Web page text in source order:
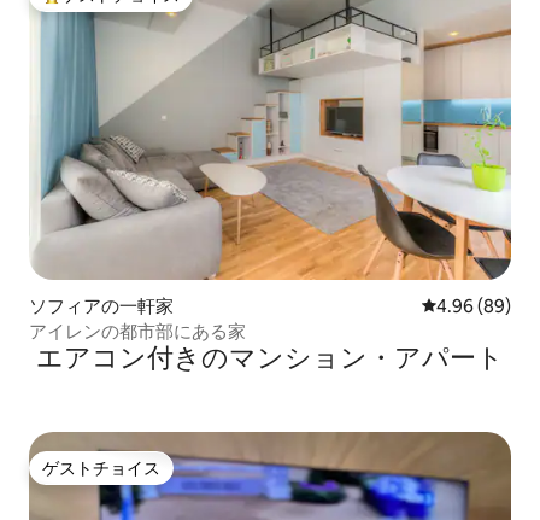
大好評のゲストチョイスです。
ソフィアの一軒家 レビュー89件
4.96 (89)
アイレンの都市部にある家
エアコン付きのマンション・アパート
ゲストチョイス
ゲストチョイス